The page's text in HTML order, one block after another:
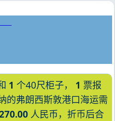
1 个40尺柜子， 1 票报
的弗朗西斯敦港口海运需
人民币，折币后合